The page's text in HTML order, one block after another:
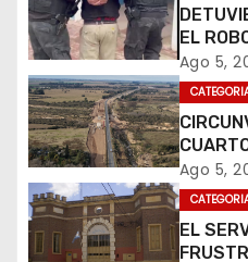
e
e
n
t
r
EL
UN
Ago 5,
DEL
Ago 5,
EL